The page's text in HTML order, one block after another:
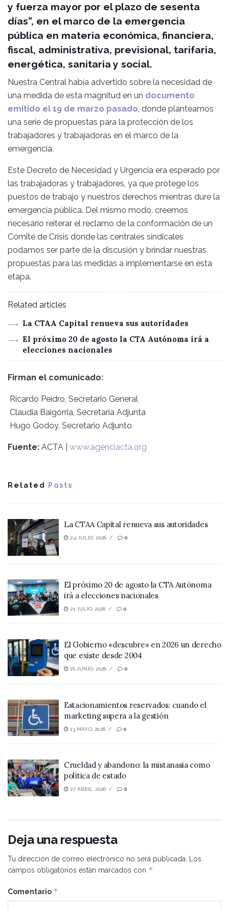
y fuerza mayor por el plazo de sesenta
días”, en el marco de la emergencia
pública en materia económica, financiera,
fiscal, administrativa, previsional, tarifaria,
energética, sanitaria y social.
Nuestra Central había advertido sobre la necesidad de
una medida de esta magnitud en un documento
emitido el 19 de marzo pasado, donde planteamos
una serie de propuestas para la protección de los
trabajadores y trabajadoras en el marco de la
emergencia.
Este Decreto de Necesidad y Urgencia era esperado por
las trabajadoras y trabajadores, ya que protege los
puestos de trabajo y nuestros derechos mientras dure la
emergencia pública. Del mismo modo, creemos
necesario reiterar el reclamo de la conformación de un
Comité de Crisis donde las centrales sindicales
podamos ser parte de la discusión y brindar nuestras
propuestas para las medidas a implementarse en esta
etapa.
Related articles
La CTAA Capital renueva sus autoridades
El próximo 20 de agosto la CTA Autónoma irá a
elecciones nacionales
Firman el comunicado:
Ricardo Peidro, Secretario General
Claudia Baigorria, Secretaria Adjunta
Hugo Godoy, Secretario Adjunto
Fuente: ACTA | www.agenciacta.org
Related Posts
La CTAA Capital renueva sus autoridades
24 JULIO, 2026 0
El próximo 20 de agosto la CTA Autónoma
irá a elecciones nacionales
21 JULIO, 2026 0
El Gobierno «descubre» en 2026 un derecho
que existe desde 2004
16 JUNIO, 2026 0
Estacionamientos reservados: cuando el
marketing supera a la gestión
13 MAYO, 2026 0
Crueldad y abandono: la mistanasia como
política de estado
27 ABRIL, 2026 0
Deja una respuesta
Tu dirección de correo electrónico no será publicada.
Los
campos obligatorios están marcados con *
Comentario *